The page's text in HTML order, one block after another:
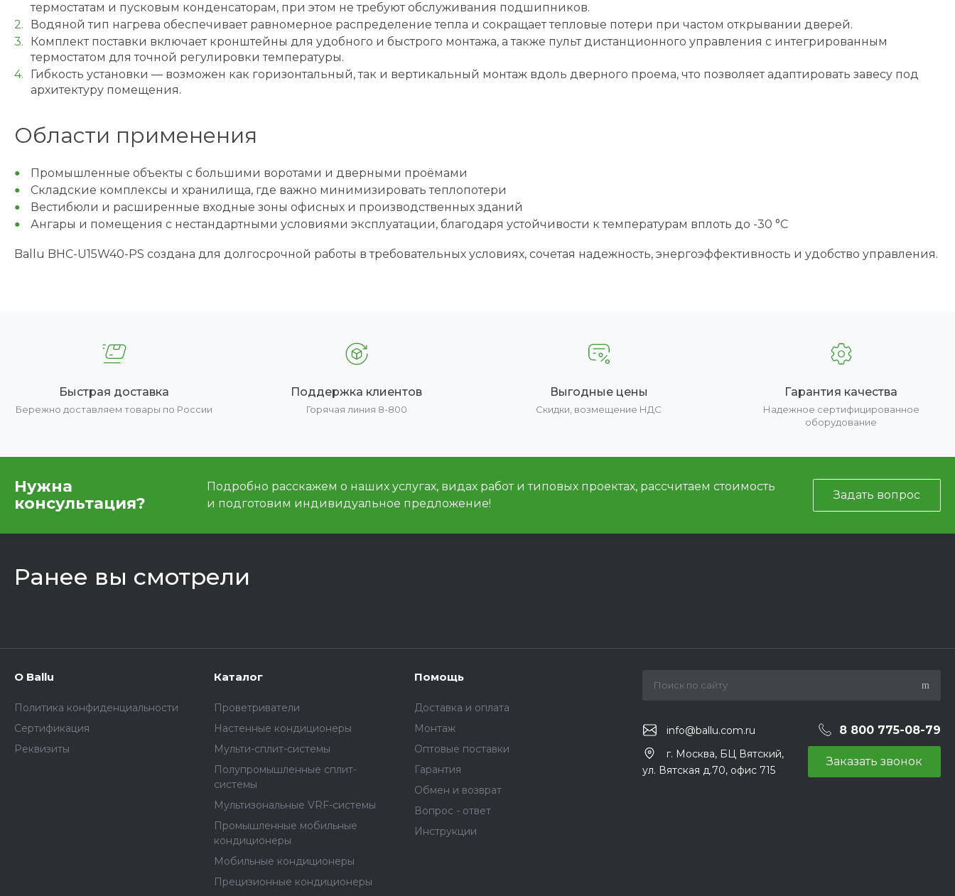
термостатам и пусковым конденсаторам, при этом не требуют обслуживания подшипников.
Водяной тип нагрева обеспечивает равномерное распределение тепла и сокращает тепловые потери при частом открывании дверей.
Комплект поставки включает кронштейны для удобного и быстрого монтажа, а также пульт дистанционного управления с интегрированным
термостатом для точной регулировки температуры.
Гибкость установки — возможен как горизонтальный, так и вертикальный монтаж вдоль дверного проема, что позволяет адаптировать завесу под
архитектуру помещения.
Области применения
Промышленные объекты с большими воротами и дверными проёмами
Складские комплексы и хранилища, где важно минимизировать теплопотери
Вестибюли и расширенные входные зоны офисных и производственных зданий
Ангары и помещения с нестандартными условиями эксплуатации, благодаря устойчивости к температурам вплоть до -30 °C
Ballu BHC-U15W40-PS создана для долгосрочной работы в требовательных условиях, сочетая надежность, энергоэффективность и удобство управления.
Быстрая доставка
Бережно доставляем товары по России
Поддержка клиентов
Горячая линия 8-800
Выгодные цены
Скидки, возмещение НДС
Гарантия качества
Надежное сертифицированное
оборудование
Нужна
консультация?
Подробно расскажем о наших услугах, видах работ и типовых проектах, рассчитаем стоимость
и подготовим индивидуальное предложение!
Задать вопрос
Ранее вы смотрели
О Ballu
Политика конфиденциальности
Сертификация
Реквизиты
Каталог
Проветриватели
Настенные кондиционеры
Мульти-сплит-системы
Полупромышленные сплит-
системы
Мультизональные VRF-системы
Промышленные мобильные
кондиционеры
Мобильные кондиционеры
Прецизионные кондиционеры
Помощь
Доставка и оплата
Монтаж
Оптовые поставки
Гарантия
Обмен и возврат
Вопрос - ответ
Инструкции
info@ballu.com.ru 8 800 775-08-79
г. Москва, БЦ Вятский,
ул. Вятская д.70, офис 715
Заказать звонок